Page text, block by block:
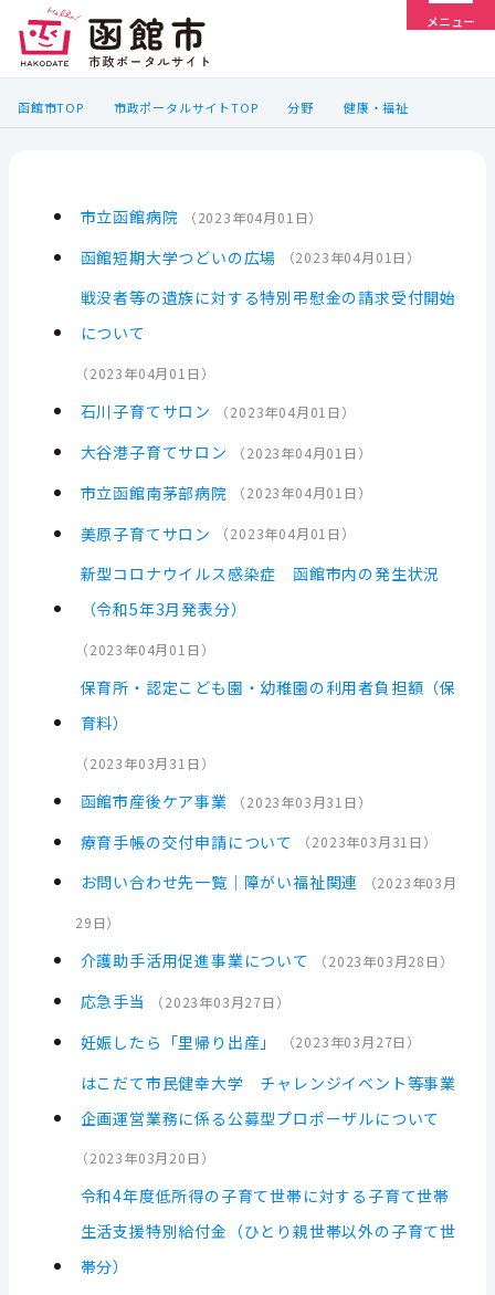
メニュー
函館市TOP 市政ポータルサイトTOP 分野 健康・福祉
市立函館病院 （2023年04月01日）
函館短期大学つどいの広場 （2023年04月01日 ）
戦没者等の遺族に対する特別弔慰金の請求受付開始
について
（2023年04月01日 ）
石川子育てサロン （2023年04月01日 ）
大谷港子育てサロン （2023年04月01日 ）
市立函館南茅部病院 （2023年04月01日 ）
美原子育てサロン （2023年04月01日 ）
新型コロナウイルス感染症 函館市内の発生状況
（令和5年3月発表分）
（2023年04月01日 ）
保育所・認定こども園・幼稚園の利用者負担額（保
育料）
（2023年03月31日 ）
函館市産後ケア事業 （2023年03月31日 ）
療育手帳の交付申請について （2023年03月31日 ）
お問い合わせ先一覧｜障がい福祉関連 （2023年03月
29日）
介護助手活用促進事業について （2023年03月28日 ）
応急手当 （2023年03月27日 ）
妊娠したら「里帰り出産」 （2023年03月27日 ）
はこだて市民健幸大学 チャレンジイベント等事業
企画運営業務に係る公募型プロポーザルについて
（2023年03月20日 ）
令和4年度低所得の子育て世帯に対する子育て世帯
生活支援特別給付金（ひとり親世帯以外の子育て世
帯分）